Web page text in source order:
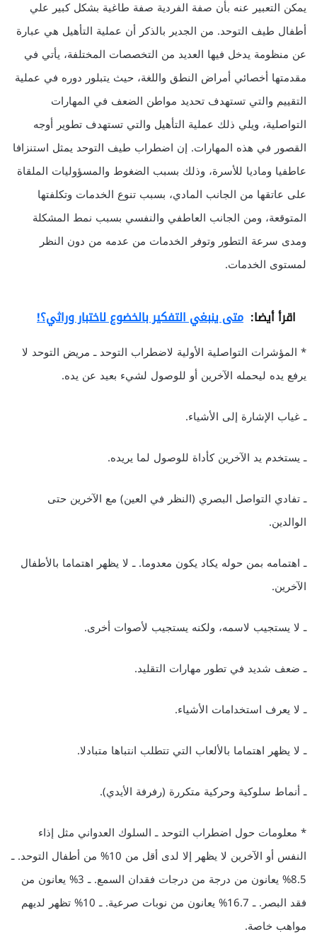
يمكن التعبير عنه بأن صفة الفردية صفة طاغية بشكل كبير علي
أطفال طيف التوحد. من الجدير بالذكر أن عملية التأهيل هي عبارة
عن منظومة يدخل فيها العديد من التخصصات المختلفة، يأتي في
مقدمتها أخصائي أمراض النطق واللغة، حيث يتبلور دوره في عملية
التقييم والتي تستهدف تحديد مواطن الضعف في المهارات
التواصلية، ويلي ذلك عملية التأهيل والتي تستهدف تطوير أوجه
القصور في هذه المهارات. إن اضطراب طيف التوحد يمثل استنزافا
عاطفيا وماديا للأسرة، وذلك بسبب الضغوط والمسؤوليات الملقاة
على عاتقها من الجانب المادي، بسبب تنوع الخدمات وتكلفتها
المتوقعة، ومن الجانب العاطفي والنفسي بسبب نمط المشكلة
ومدى سرعة التطور وتوفر الخدمات من عدمه من دون النظر
لمستوى الخدمات.
اقرأ أيضا: متى ينبغي التفكير بالخضوع لاختبار وراثي؟!
* المؤشرات التواصلية الأولية لاضطراب التوحد ـ مريض التوحد لا
يرفع يده ليحمله الآخرين أو للوصول لشيء بعيد عن يده.
ـ غياب الإشارة إلى الأشياء.
ـ يستخدم يد الآخرين كأداة للوصول لما يريده.
ـ تفادي التواصل البصري (النظر في العين) مع الآخرين حتى
الوالدين.
ـ اهتمامه بمن حوله يكاد يكون معدوما. ـ لا يظهر اهتماما بالأطفال
الآخرين.
ـ لا يستجيب لاسمه، ولكنه يستجيب لأصوات أخرى.
ـ ضعف شديد في تطور مهارات التقليد.
ـ لا يعرف استخدامات الأشياء.
ـ لا يظهر اهتماما بالألعاب التي تتطلب انتباها متبادلا.
ـ أنماط سلوكية وحركية متكررة (رفرفة الأيدي).
* معلومات حول اضطراب التوحد ـ السلوك العدواني مثل إذاء
النفس أو الآخرين لا يظهر إلا لدى أقل من 10% من أطفال التوحد. ـ
8.5% يعانون من درجة من درجات فقدان السمع. ـ 3% يعانون من
فقد البصر. ـ 16.7% يعانون من نوبات صرعية. ـ 10% تظهر لديهم
مواهب خاصة.